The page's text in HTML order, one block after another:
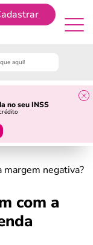
no seu INSS
margem negativa?
com a